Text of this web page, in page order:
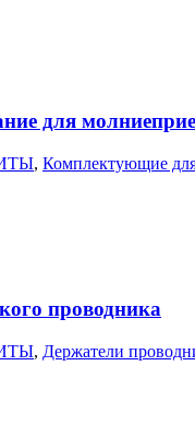
для
, Комплектующие
проводника
, Держатели